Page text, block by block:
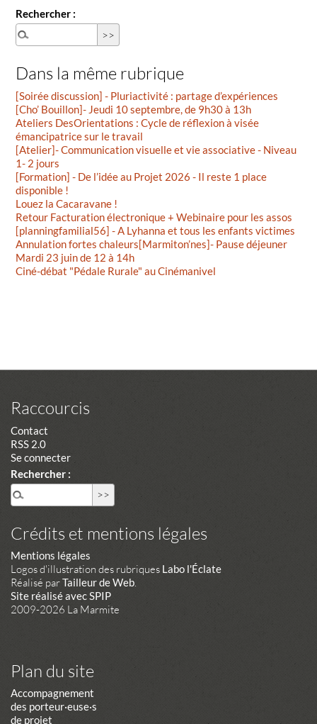
Rechercher :
Dans la même rubrique
[Soirée discussion] - Pluriactivité : partage d’expériences
[Cho’ Bouillon]- Jeudi 10 septembre, de 9h30 à 13h
Ateliers DesOrientations : Cycle de réflexion à visée
émancipatrice sur le travail
[Atelier]- Communication visuelle et vie associative - Niveau
1- 2 jours
[Formation] - De l’idée au Projet 2026 - Il reste 1 place
disponible !
Louez la Cacaravane !
Retour Facturation électronique + Webinaire pour les assos
[planningfamilial56] - A Lyhanna et tous les enfants victimes
Annulation fortes chaleurs[Marmiton’nes]- Pause déjeuner
Mardi 23 juin de 12 à 14h
Ciné-débat "Pédale Rurale" au Cinémanivel
Raccourcis
Contact
RSS 2.0
Se connecter
Rechercher :
Crédits et mentions légales
Mentions légales
Logos d'illustration des rubriques Labo l'Éclate
Réalisé parTailleur de Web.
Site réalisé avec SPIP
2009-2026 La Marmite
Plan du site
Accompagnement
des porteur·euse·s
de projet